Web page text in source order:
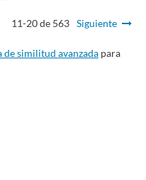
11-20 de 563 Siguiente
de similitud avanzadapara